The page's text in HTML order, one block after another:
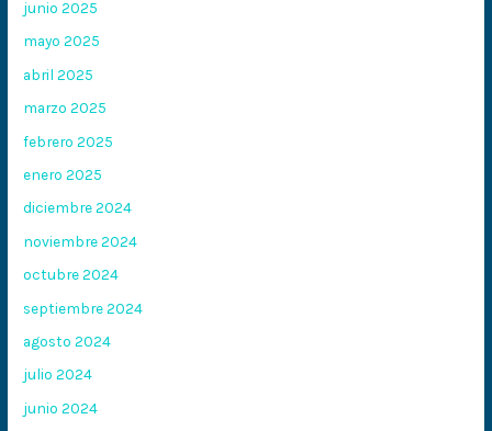
junio 2025
mayo 2025
abril 2025
marzo 2025
febrero 2025
enero 2025
diciembre 2024
noviembre 2024
octubre 2024
septiembre 2024
agosto 2024
julio 2024
junio 2024